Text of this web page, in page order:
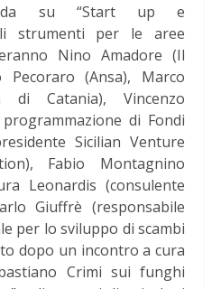
su “Start up e
strumenti per le aree
Nino Amadore (Il
Pecoraro (Ansa), Marco
di Catania), Vincenzo
di Fondi
Sicilian Venture
Fabio Montagnino
Leonardis (consulente
Giuffrè (responsabile
per lo sviluppo di scambi
dopo un incontro a cura
Crimi sui funghi